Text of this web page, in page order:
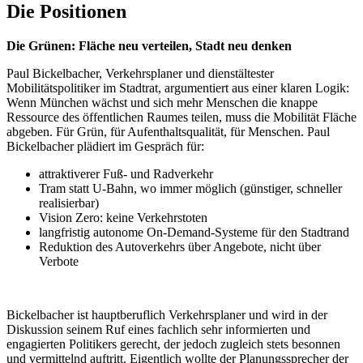
Die Positionen
Die Grünen: Fläche neu verteilen, Stadt neu denken
Paul Bickelbacher, Verkehrsplaner und dienstältester
Mobilitätspolitiker im Stadtrat, argumentiert aus einer klaren Logik:
Wenn München wächst und sich mehr Menschen die knappe
Ressource des öffentlichen Raumes teilen, muss die Mobilität Fläche
abgeben. Für Grün, für Aufenthaltsqualität, für Menschen. Paul
Bickelbacher plädiert im Gespräch für:
attraktiverer Fuß- und Radverkehr
Tram statt U-Bahn, wo immer möglich (günstiger, schneller
realisierbar)
Vision Zero: keine Verkehrstoten
langfristig autonome On-Demand-Systeme für den Stadtrand
Reduktion des Autoverkehrs über Angebote, nicht über
Verbote
Bickelbacher ist hauptberuflich Verkehrsplaner und wird in der
Diskussion seinem Ruf eines fachlich sehr informierten und
engagierten Politikers gerecht, der jedoch zugleich stets besonnen
und vermittelnd auftritt. Eigentlich wollte der Planungssprecher der